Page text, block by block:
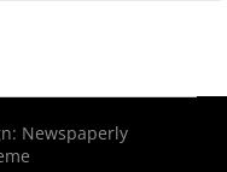
Newspaperly